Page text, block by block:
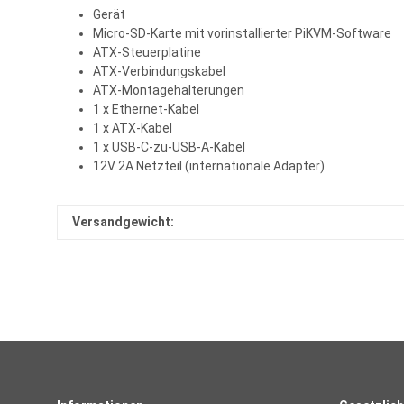
Gerät
Micro-SD-Karte mit vorinstallierter PiKVM-Software
ATX-Steuerplatine
ATX-Verbindungskabel
ATX-Montagehalterungen
1 x Ethernet-Kabel
1 x ATX-Kabel
1 x USB-C-zu-USB-A-Kabel
12V 2A Netzteil (internationale Adapter)
Versandgewicht: